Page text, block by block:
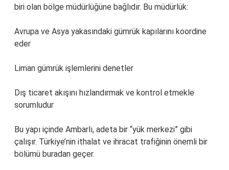
biri olan bölge müdürlüğüne bağlıdır. Bu müdürlük:
Avrupa ve Asya yakasındaki gümrük kapılarını koordine
eder
Liman gümrük işlemlerini denetler
Dış ticaret akışını hızlandırmak ve kontrol etmekle
sorumludur
Bu yapı içinde Ambarlı, adeta bir “yük merkezi” gibi
çalışır. Türkiye’nin ithalat ve ihracat trafiğinin önemli bir
bölümü buradan geçer.